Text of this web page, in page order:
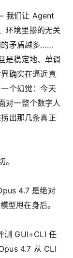
我们让 Agent
环境里掺的无关
的矛盾越多……
是稳定地、单调
确实在逼近真
个幻觉：今天
对一整个数字人
出那几条真正
4.7 是绝对
型甩在身后。
测 GUI+CLI 任
4.7 从 CLI